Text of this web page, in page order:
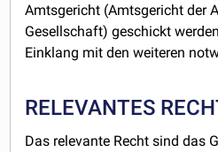
Amtsgericht (Amtsgericht der
Gesellschaft) geschickt
Einklang mit den weiteren
RELEVANTES
Das relevante Recht sind das